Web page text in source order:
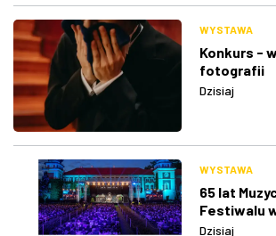
WYSTAWA
Konkurs -
fotografii
Dzisiaj
WYSTAWA
65 lat
Festiwalu
Dzisiaj